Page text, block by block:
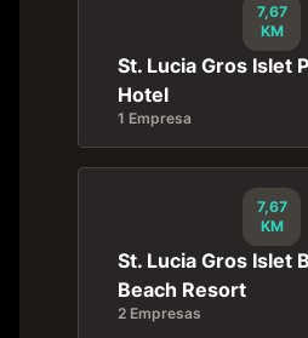
7,67
KM
St. Lucia Gros Islet
Hotel
1 Empresa
7,67
KM
St. Lucia Gros Islet
Beach Resort
2 Empresas